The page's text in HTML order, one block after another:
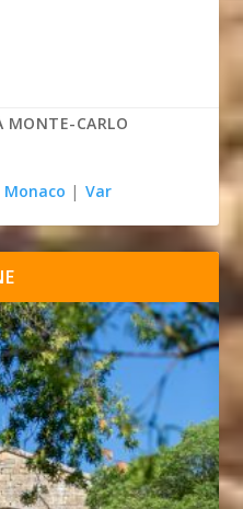
MONTE-CARLO
Monaco | Var